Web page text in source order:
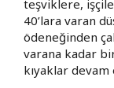
teşviklere,
40’lara varan
ödeneğinden
varana kadar
kıyaklar devam